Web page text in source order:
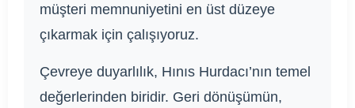
müşteri memnuniyetini en üst düzeye
çıkarmak için çalışıyoruz.
Çevreye duyarlılık, Hınıs Hurdacı’nın temel
değerlerinden biridir. Geri dönüşümün,